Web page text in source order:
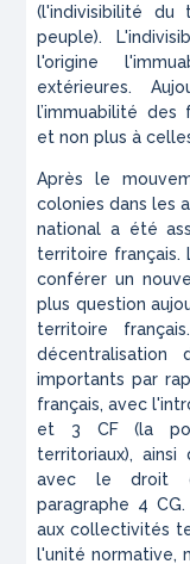
(l'indivisibilité
peuple).
l'origine
extérieures.
l’immuabilité
et non plus à
Après le
colonies dans les
national a été
territoire français.
conférer un
plus question
territoire
importants par
français, avec
et 3 CF (la
territoriaux), ainsi
avec le droit
paragraphe 4
aux collectivités
l'unité normative,